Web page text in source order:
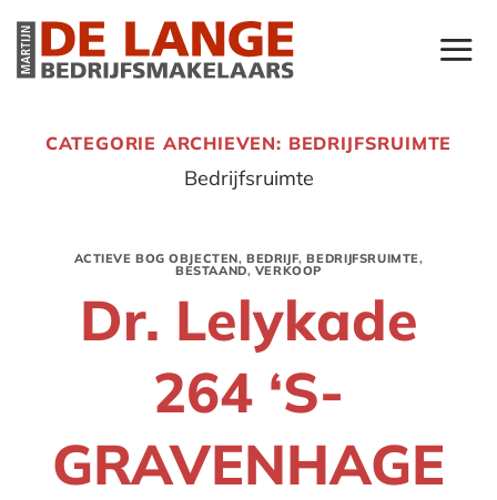
naar
inhoud
CATEGORIE ARCHIEVEN: BEDRIJFSRUIMTE
Bedrijfsruimte
ACTIEVE BOG OBJECTEN, BEDRIJF,BEDRIJFSRUIMTE,
BESTAAND, VERKOOP
Dr. Lelykade
264 ‘S-
GRAVENHAGE